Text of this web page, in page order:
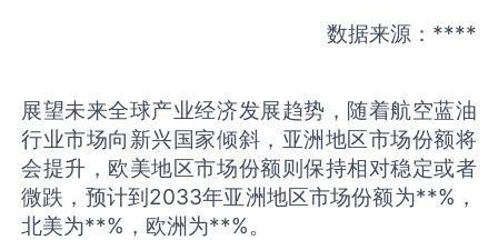
数据来源：****
展望未来全球产业经济发展趋势，随着航空蓝油
行业市场向新兴国家倾斜，亚洲地区市场份额将
会提升，欧美地区市场份额则保持相对稳定或者
微跌，预计到2033年亚洲地区市场份额为**%，
北美为**%，欧洲为**%。